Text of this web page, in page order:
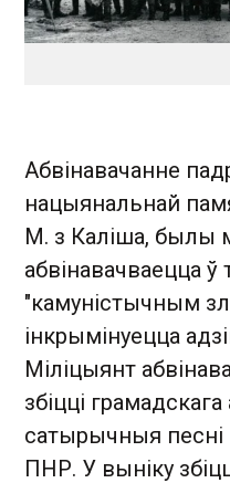
Абвінавачанне
нацыянальнай
М. з Каліша, былы
абвінавачваецца
"камуністычным
інкрымінуецца
Міліцыянт
збіцці
сатырычныя песні
ПНР. У выніку